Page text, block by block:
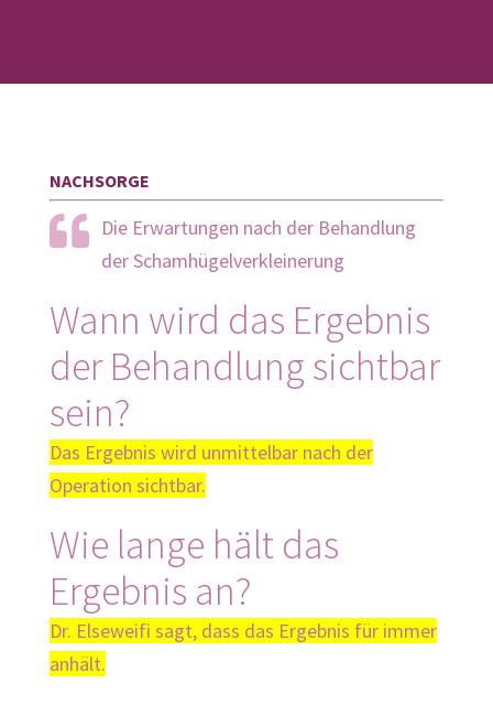
NACHSORGE
Die Erwartungen nach der Behandlung
der Schamhügelverkleinerung
Wann wird das Ergebnis
der Behandlung sichtbar
sein?
Das Ergebnis wird unmittelbar nach der
Operation sichtbar.
Wie lange hält das
Ergebnis an?
Dr. Elseweifi sagt, dass das Ergebnis für immer
anhält.